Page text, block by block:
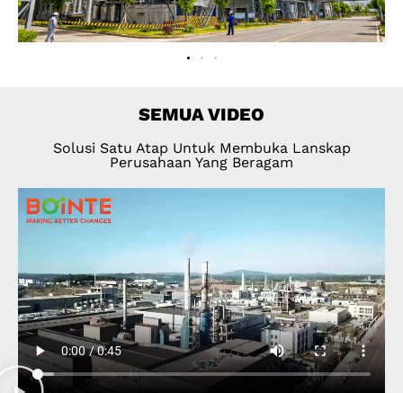
SEMUA VIDEO
Solusi Satu Atap Untuk Membuka Lanskap
Perusahaan Yang Beragam